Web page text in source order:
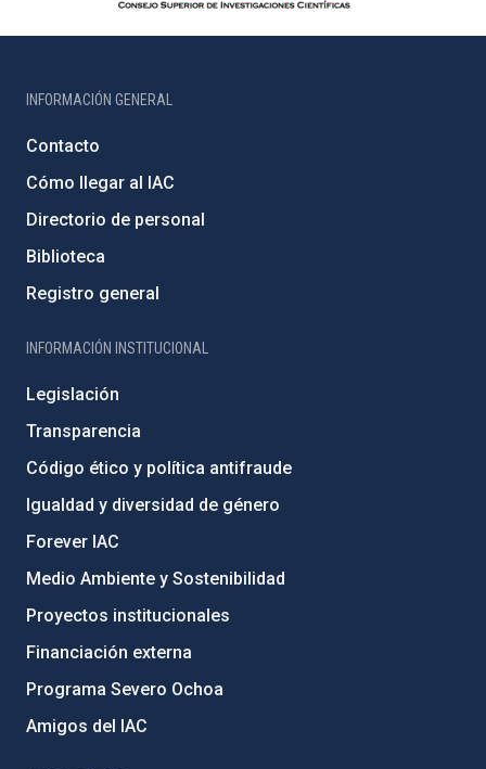
INFORMACIÓN GENERAL
Contacto
Cómo llegar al IAC
Directorio de personal
Biblioteca
Registro general
INFORMACIÓN INSTITUCIONAL
Legislación
Transparencia
Código ético y política antifraude
Igualdad y diversidad de género
Forever IAC
Medio Ambiente y Sostenibilidad
Proyectos institucionales
Financiación externa
Programa Severo Ochoa
Amigos del IAC